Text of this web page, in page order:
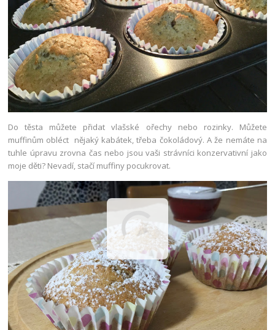
Do těsta můžete přidat vlašské ořechy nebo rozinky. Můžete
muffinům obléct nějaký kabátek, třeba čokoládový. A že nemáte na
tuhle úpravu zrovna čas nebo jsou vaši strávníci konzervativní jako
moje děti? Nevadí, stačí muffiny pocukrovat.